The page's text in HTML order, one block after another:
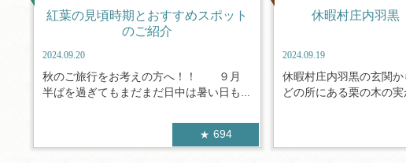
紅葉の見頃時期とおすすめスポット
のご紹介
2024.09.20
秋のご旅行をお考えの方へ！！ ９月
半ばを過ぎてもまだまだ日中は暑い日も...
694
休暇村庄内羽
2024.09.19
休暇村庄内羽黒の玄関
どの所にある栗の木の実